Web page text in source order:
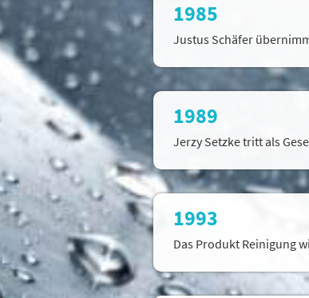
1985
Justus Schäfer
1989
Jerzy Setzke tritt als
1993
Das Produkt Reinigung